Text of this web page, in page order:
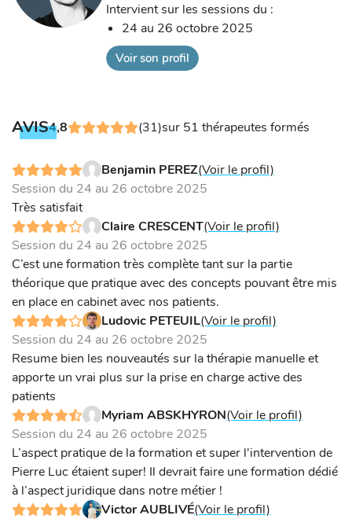
Intervient sur les sessions du :
24 au 26 octobre 2025
Voir son profil
AVIS4,8 (31)sur 51 thérapeutes formés
Benjamin PEREZ(Voir le profil)
Session du 24 au 26 octobre 2025
Très satisfait
Claire CRESCENT(Voir le profil)
Session du 24 au 26 octobre 2025
C’est une formation très complète tant sur la partie
théorique que pratique avec des concepts pouvant être mis
en place en cabinet avec nos patients.
Ludovic PETEUIL(Voir le profil)
Session du 24 au 26 octobre 2025
Resume bien les nouveautés sur la thérapie manuelle et
apporte un vrai plus sur la prise en charge active des
patients
Myriam ABSKHYRON(Voir le profil)
Session du 24 au 26 octobre 2025
L’aspect pratique de la formation et super l'intervention de
Pierre Luc étaient super! Il devrait faire une formation dédié
à l’aspect juridique dans notre métier !
Victor AUBLIVÉ(Voir le profil)